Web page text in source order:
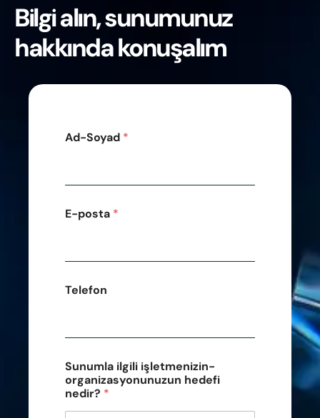
Bilgi alın, sunumunuz
hakkında konuşalım
Ad-Soyad *
E-posta *
Telefon
Sunumla ilgili işletmenizin-
organizasyonunuzun hedefi
nedir? *